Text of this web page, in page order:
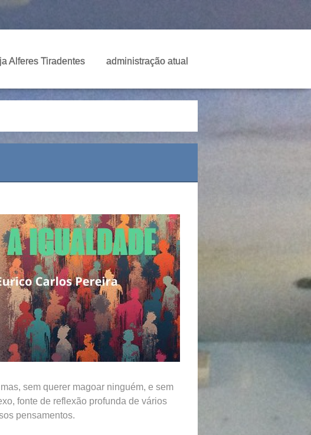
Alferes Tiradentes administração atual
sem querer magoar ninguém, e sem
fonte de reflexão profunda de vários
pensamentos.